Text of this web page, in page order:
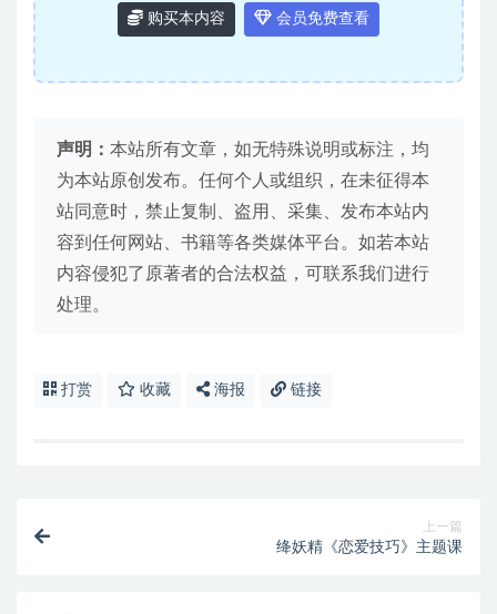
购买本内容 会员免费查看
声明： 本站所有文章，如无特殊说明或标注，均
为本站原创发布。任何个人或组织，在未征得本
站同意时，禁止复制、盗用、采集、发布本站内
容到任何网站、书籍等各类媒体平台。如若本站
内容侵犯了原著者的合法权益，可联系我们进行
处理。
打赏 收藏 海报 链接
上一篇
绛妖精《恋爱技巧》主题课